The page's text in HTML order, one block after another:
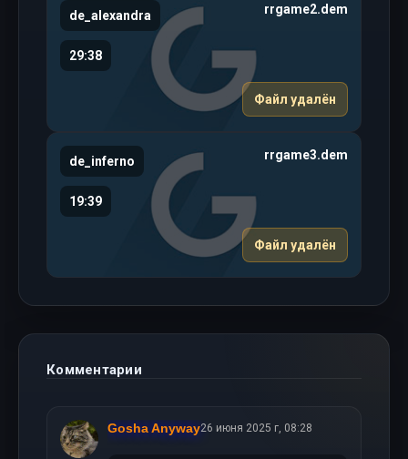
rrgame2.dem
de_alexandra
29:38
Файл удалён
rrgame3.dem
de_inferno
19:39
Файл удалён
Комментарии
Gosha Anyway26 июня 2025 г, 08:28